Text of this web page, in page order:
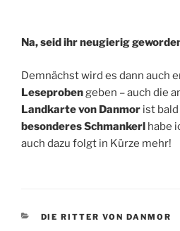
Na, seid ihr neugierig
Demnächst wird es dann auch
Leseproben geben – auch die
Landkarte von Danmor ist
besonderes Schmankerl habe
auch dazu folgt in Kürze mehr!
KATEGORIEN
DIE RITTER VON DANMOR